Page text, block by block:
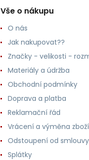
Vše o nákupu
O nás
Jak nakupovat??
Značky - velikosti -
Materiály a údržba
Obchodní podmínky
Doprava a platba
Reklamační řád
Vrácení a výměna zboží
Odstoupení od smlouvy
Splátky